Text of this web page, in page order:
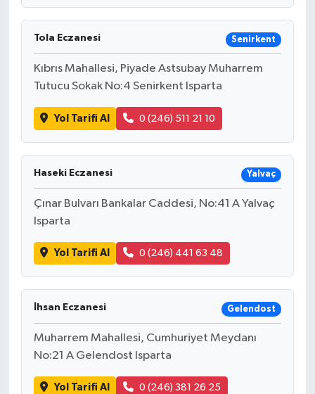
Tola Eczanesi Senirkent
Kıbrıs Mahallesi, Piyade Astsubay Muharrem
Tutucu Sokak No:4 Senirkent Isparta
Yol Tarifi Al 0 (246) 511 21 10
Haseki Eczanesi Yalvaç
Çınar Bulvarı Bankalar Caddesi, No:41 A Yalvaç
Isparta
Yol Tarifi Al 0 (246) 441 63 48
İhsan Eczanesi Gelendost
Muharrem Mahallesi, Cumhuriyet Meydanı
No:21 A Gelendost Isparta
Yol Tarifi Al 0 (246) 381 26 25
Türkiye
Yerel
İletişim
Künye